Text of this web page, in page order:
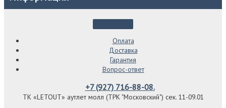
Оплата
Доставка
Гарантия
Вопрос-ответ
+7 (927) 716-88-08.
ТК «LETOUT» аутлет молл (ТРК "Московский") сек. 11-09.01